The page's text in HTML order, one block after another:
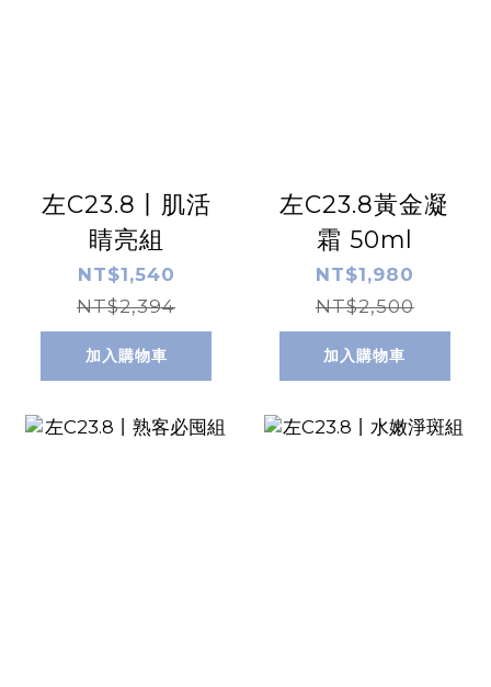
左C23.8丨肌活
睛亮組
NT$1,540
NT$2,394
加入購物車
左C23.8黃金凝
霜 50ml
NT$1,980
NT$2,500
加入購物車